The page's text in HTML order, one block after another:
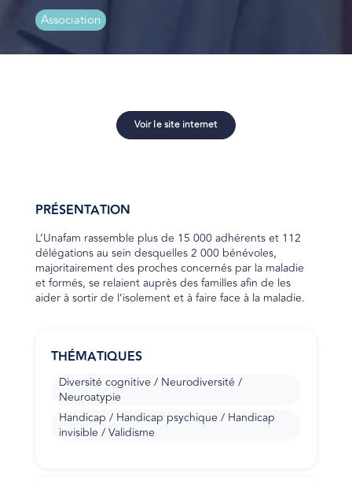
Association
Voir le site internet
PRÉSENTATION
L’Unafam rassemble plus de 15 000 adhérents et 112
délégations au sein desquelles 2 000 bénévoles,
majoritairement des proches concernés par la maladie
et formés, se relaient auprès des familles afin de les
aider à sortir de l’isolement et à faire face à la maladie.
THÉMATIQUES
Diversité cognitive / Neurodiversité /
Neuroatypie
Handicap / Handicap psychique / Handicap
invisible / Validisme